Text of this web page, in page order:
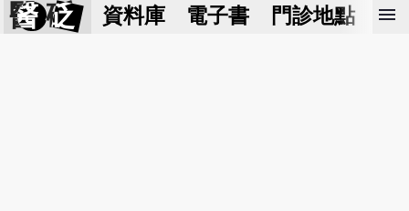
醫 砭 資料庫 電子書 門診地點 預
menu